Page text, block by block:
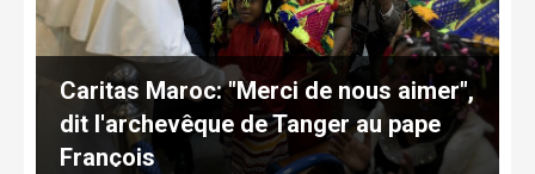
Caritas Maroc: "Merci de nous aimer",
dit l'archevêque de Tanger au pape
François